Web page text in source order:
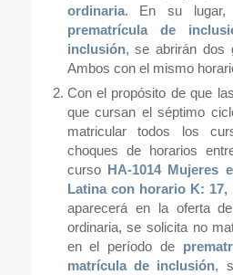
ordinaria. En su lugar,
prematrícula de
inclusión, se abrirán dos
Ambos con el mismo
Con el propósito de que
que cursan el séptimo
matricular todos los
choques de horarios
curso HA-1014 Mujeres
Latina con horario K: 17,
aparecerá en la oferta
ordinaria, se solicita no
en el período de
matrícula de inclusión,